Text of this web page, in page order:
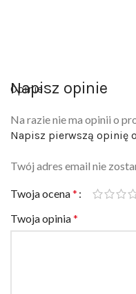
Napisz opinie
Opinie
Na razie nie ma opinii o
Napisz pierwszą opinię
Twój adres email nie
Twoja ocena*
Twoja opinia*